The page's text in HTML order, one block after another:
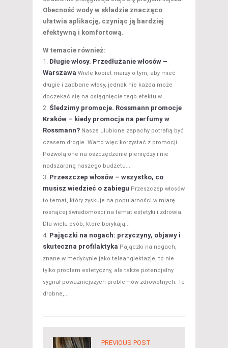
Obecność wody w składzie znacząco
ułatwia aplikację, czyniąc ją bardziej
efektywną i komfortową.
W temacie również:
Długie włosy. Przedłużanie włosów –
Warszawa Wiele kobiet marzy o tym, aby mieć
długie i zadbane włosy, jednak nie każda może
doczekać się na osiągnięcie tego efektu w...
Śledzimy promocje. Rossmann promocje
Kraków – kiedy promocja na perfumy w
Rossmann? Nasze ulubione zapachy potrafią być
czasem drogie. Warto więc korzystać z promocji.
Pozwolą one na oszczędzenie pieniędzy i nie
nadszarpną naszego budżetu....
Przeszczep włosów – wszystko, co
musisz wiedzieć o zabiegu Przeszczep włosów
to temat, który zyskuje na popularności w miarę
rosnącej świadomości na temat estetyki i zdrowia.
Dla wielu osób, które borykają...
Pajączki na nogach: przyczyny, objawy i
skuteczna profilaktyka Pajączki na nogach,
znane w medycynie jako teleangiektazje, to nie
tylko problem estetyczny, ale także potencjalny
sygnał poważniejszych problemów zdrowotnych. Te
drobne,...
PREVIOUS POST